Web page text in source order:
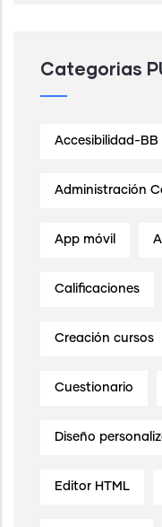
Categorias
Accesibilidad-BB
Administración
App móvil
Calificaciones
Creación cursos
Cuestionario
Diseño
Editor HTML